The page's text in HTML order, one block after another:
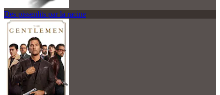
Des pissenlits par la racine